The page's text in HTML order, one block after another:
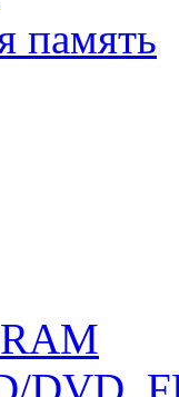
память